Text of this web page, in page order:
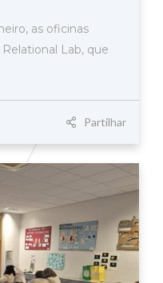
as oficinas
Lab, que
Partilhar